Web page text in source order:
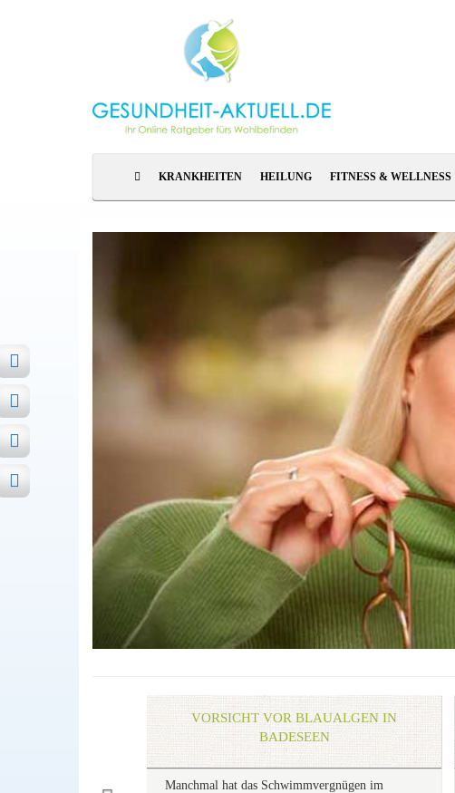
KRANKHEITEN HEILUNG FITNESS & WELLNESS
VORSICHT VOR BLAUALGEN IN
BADESEEN
Manchmal hat das Schwimmvergnügen im
Previous